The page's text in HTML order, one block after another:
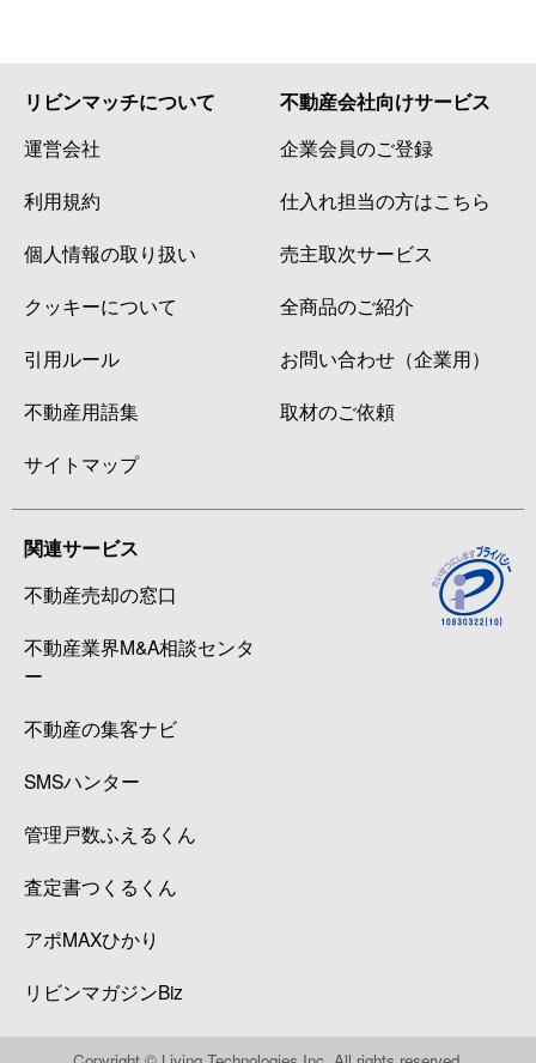
リビンマッチについて
運営会社
利用規約
個人情報の取り扱い
クッキーについて
引用ルール
不動産用語集
サイトマップ
不動産会社向けサービス
企業会員のご登録
仕入れ担当の方はこちら
売主取次サービス
全商品のご紹介
お問い合わせ（企業用）
取材のご依頼
関連サービス
不動産売却の窓口
不動産業界M&A相談センタ
ー
不動産の集客ナビ
SMSハンター
管理戸数ふえるくん
査定書つくるくん
アポMAXひかり
リビンマガジンBiz